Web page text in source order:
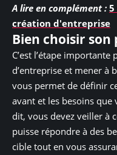
A lire en complément : 5
création d'entreprise
Bien choisir
C’est l’étape
d’entreprise et mener à
vous permet de définir
avant et les besoins
dit, vous devez veiller à
puisse répondre à des
cible tout en vous